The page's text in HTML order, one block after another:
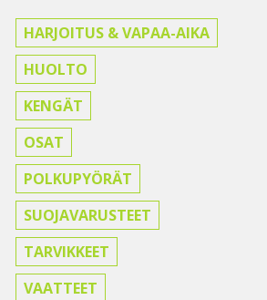
HARJOITUS & VAPAA-AIKA
HUOLTO
KENGÄT
OSAT
POLKUPYÖRÄT
SUOJAVARUSTEET
TARVIKKEET
VAATTEET